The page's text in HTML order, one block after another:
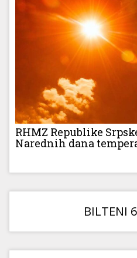
RHMZ Republike
Narednih dana
BILTENI